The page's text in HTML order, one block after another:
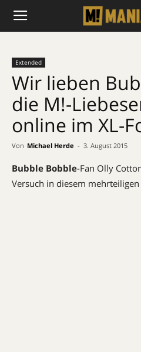
Extended
Wir lieben
die M!-
online im XL-
Von Michael Herde - 3. August 2015
Bubble Bobble-Fan Olly
Versuch in diesem mehrteiligen